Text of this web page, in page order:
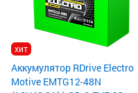
хит
Аккумулятор RDrive Electro
Motive EMTG12-48N